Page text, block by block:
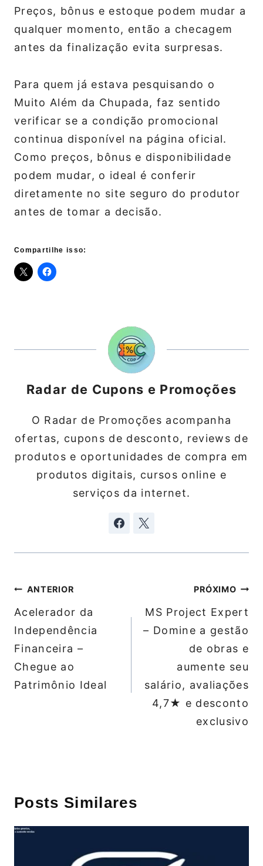
Preços, bônus e estoque podem mudar a
qualquer momento, então a checagem
antes da finalização evita surpresas.
Para quem já estava pesquisando o
Muito Além da Chupada, faz sentido
verificar se a condição promocional
continua disponível na página oficial.
Como preços, bônus e disponibilidade
podem mudar, o ideal é conferir
diretamente no site seguro do produtor
antes de tomar a decisão.
Compartilhe isso:
Radar de Cupons e Promoções
O Radar de Promoções acompanha
ofertas, cupons de desconto, reviews de
produtos e oportunidades de compra em
produtos digitais, cursos online e
serviços da internet.
Navegação
de
Post
ANTERIOR
Acelerador da
Independência
Financeira –
Chegue ao
Patrimônio Ideal
PRÓXIMO
MS Project Expert
– Domine a gestão
de obras e
aumente seu
salário, avaliações
4,7★ e desconto
exclusivo
Posts Similares